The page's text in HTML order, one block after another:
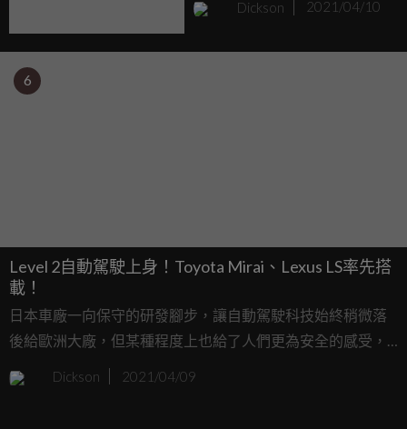
Dickson 2021/04/10
6
Level 2自動駕駛上身！Toyota Mirai、Lexus LS率先搭
載！
日本車廠一向保守的研發腳步，讓自動駕駛科技始終稍微落
後給歐洲大廠，但某種程度上也給了人們更為安全的感受，
現在Toyota終於宣布他們有了Level 2的自動駕駛技術並將其
稱為「Advanced Drive」，將會率先搭載於全新的Mirai以及
Dickson 2021/04/09